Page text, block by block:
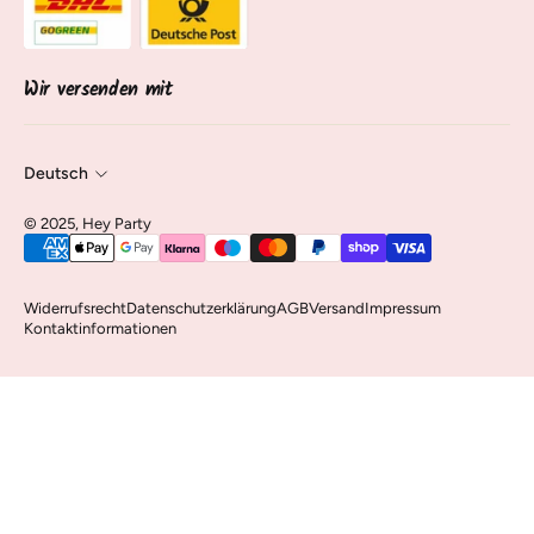
Über uns
Kontakt & Service
Sendung verfolgen
Vertrag widerrufen
Wir versenden mit
Deutsch
©️ 2025, Hey Party
WiderrufsrechtDatenschutzerklärungAGBVersandImpressum
Kontaktinformationen